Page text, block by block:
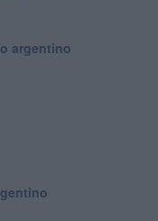
argentino